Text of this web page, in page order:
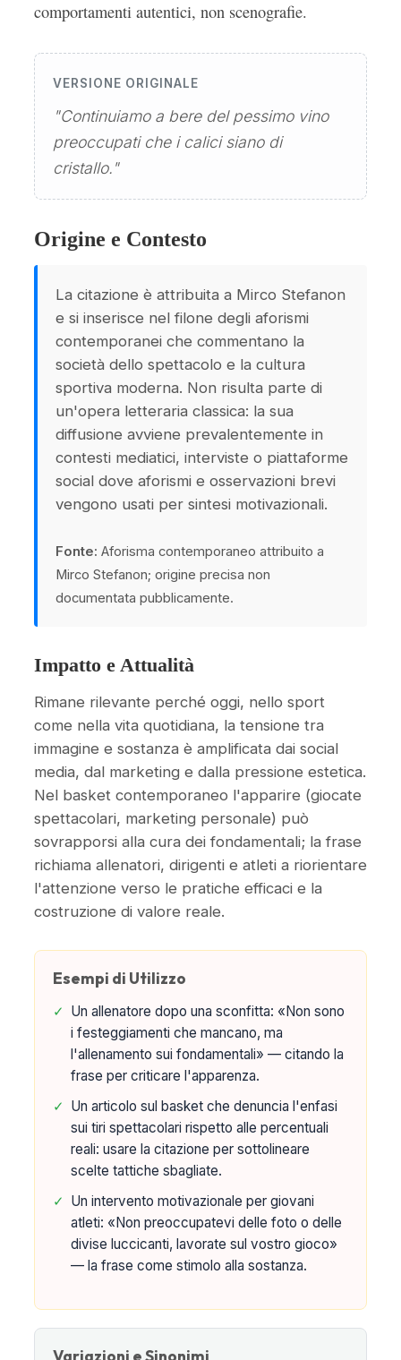
comportamenti autentici, non scenografie.
VERSIONE ORIGINALE
"Continuiamo a bere del pessimo vino
preoccupati che i calici siano di
cristallo."
Origine e Contesto
La citazione è attribuita a Mirco Stefanon
e si inserisce nel filone degli aforismi
contemporanei che commentano la
società dello spettacolo e la cultura
sportiva moderna. Non risulta parte di
un'opera letteraria classica: la sua
diffusione avviene prevalentemente in
contesti mediatici, interviste o piattaforme
social dove aforismi e osservazioni brevi
vengono usati per sintesi motivazionali.
Fonte: Aforisma contemporaneo attribuito a
Mirco Stefanon; origine precisa non
documentata pubblicamente.
Impatto e Attualità
Rimane rilevante perché oggi, nello sport
come nella vita quotidiana, la tensione tra
immagine e sostanza è amplificata dai social
media, dal marketing e dalla pressione estetica.
Nel basket contemporaneo l'apparire (giocate
spettacolari, marketing personale) può
sovrapporsi alla cura dei fondamentali; la frase
richiama allenatori, dirigenti e atleti a riorientare
l'attenzione verso le pratiche efficaci e la
costruzione di valore reale.
Esempi di Utilizzo
✓ Un allenatore dopo una sconfitta: «Non sono
i festeggiamenti che mancano, ma
l'allenamento sui fondamentali» — citando la
frase per criticare l'apparenza.
✓ Un articolo sul basket che denuncia l'enfasi
sui tiri spettacolari rispetto alle percentuali
reali: usare la citazione per sottolineare
scelte tattiche sbagliate.
✓ Un intervento motivazionale per giovani
atleti: «Non preoccupatevi delle foto o delle
divise luccicanti, lavorate sul vostro gioco»
— la frase come stimolo alla sostanza.